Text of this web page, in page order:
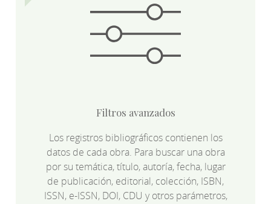
Filtros avanzados
Los registros bibliográficos contienen los
datos de cada obra. Para buscar una obra
por su temática, título, autoría, fecha, lugar
de publicación, editorial, colección, ISBN,
ISSN, e-ISSN, DOI, CDU y otros parámetros,